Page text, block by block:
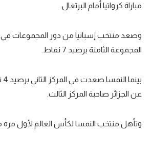
مباراة كرواتيا أمام البرتغال.
وصعد منتخب إسبانيا من دور المجموعات في
المجموعة الثامنة برصيد 7 نقاط.
عن الجزائر صاحبة المركز الثالث.
وتأهل منتخب النمسا لكأس العالم لأول مرة منذ